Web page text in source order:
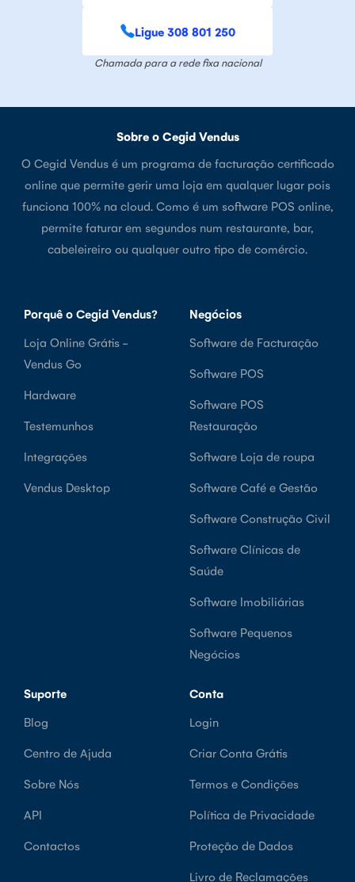
Ligue 308 801 250
Chamada para a rede fixa nacional
Sobre o Cegid Vendus
O Cegid Vendus é um programa de facturação certificado
online que permite gerir uma loja em qualquer lugar pois
funciona 100% na cloud. Como é um software POS online,
permite faturar em segundos num restaurante, bar,
cabeleireiro ou qualquer outro tipo de comércio.
Porquê o Cegid Vendus?
Loja Online Grátis -
Vendus Go
Hardware
Testemunhos
Integrações
Vendus Desktop
Negócios
Software de Facturação
Software POS
Software POS
Restauração
Software Loja de roupa
Software Café e Gestão
Software Construção Civil
Software Clínicas de
Saúde
Software Imobiliárias
Software Pequenos
Negócios
Suporte
Blog
Centro de Ajuda
Sobre Nós
API
Contactos
Conta
Login
Criar Conta Grátis
Termos e Condições
Política de Privacidade
Proteção de Dados
Livro de Reclamações